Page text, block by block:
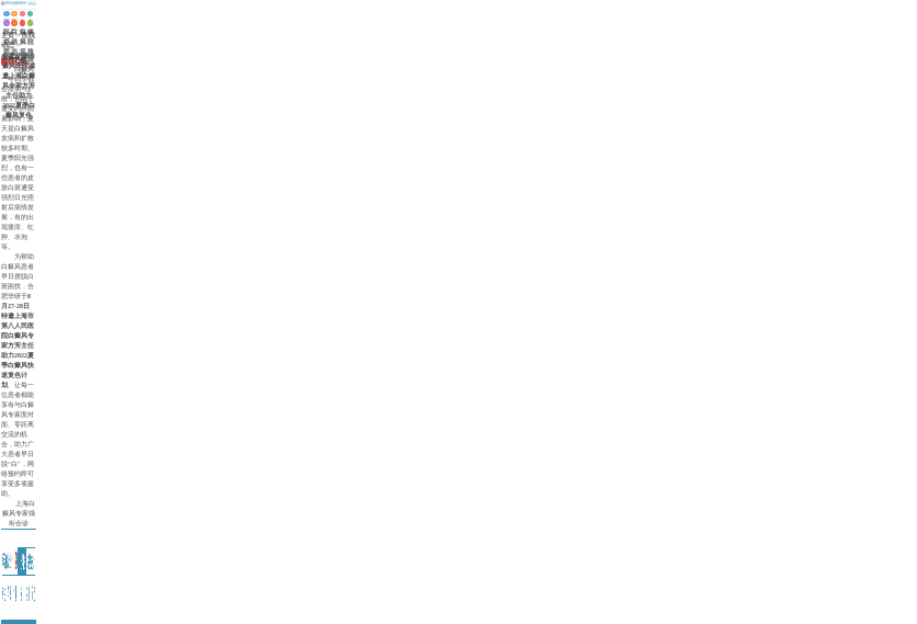
网
站
首
页
医
院
动
态
白
癜
风
症
状
在
线
挂
号
医
师
团
队
白
斑
治
疗
白
癜
风
病
因
来
院
路
线
主页>医院
动态>
合肥华研白
癜风医院诚
邀上海白癜
风专家方芳
主任助力
2022夏季白
癜风复色
来源：华研白癜风医院
咨询热线
0551-65733120
白癜风
一年四季都
会发病与扩
散，但由于
遭受内外因
素影响，夏
天是白癜风
发病和扩散
较多时期。
夏季阳光强
烈，也有一
些患者的皮
肤白斑遭受
强烈日光照
射后病情发
展，有的出
现瘙痒、红
肿、水泡
等。
为帮助
白癜风患者
早日摆脱白
斑困扰，合
肥华研于8
月27-28日
特邀上海市
第八人民医
院白癜风专
家方芳主任
助力2022夏
季白癜风快
速复色计
划
。让每一
位患者都能
享有与白癜
风专家面对
面、零距离
交流的机
会，助力广
大患者早日
脱“白”，网
络预约即可
享受多项援
助。
上海白
癜风专家领
衔会诊